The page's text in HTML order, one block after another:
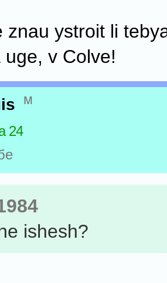
znau ystroit li
v Colve!
м
24
ishesh?